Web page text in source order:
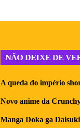
NÃO DEIXE DE
A queda do império
Novo anime da
Manga Doka ga